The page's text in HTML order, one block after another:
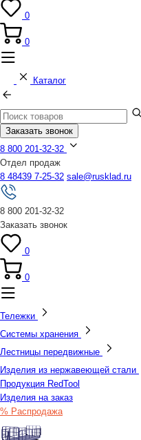
0
0
Каталог
Заказать звонок
8 800 201-32-32
Отдел продаж
8 48439 7-25-32 sale@rusklad.ru
8 800 201-32-32
Заказать звонок
0
0
Тележки
Системы хранения
Лестницы передвижные
Изделия из нержавеющей стали
Продукция RedTool
Изделия на заказ
% Распродажа